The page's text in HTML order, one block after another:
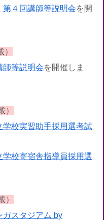
４回講師等説明会を開
師等説明会を開催しま
）
学校実習助手採用選考試
校寄宿舎指導員採用選
）
ガスタジアム by